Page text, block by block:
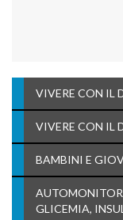
VIVERE CON IL
VIVERE CON IL
BAMBINI E
GLICEMIA,